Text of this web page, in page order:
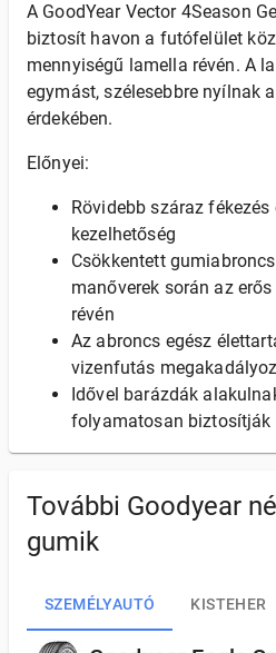
A GoodYear Vector 4Season
biztosít havon a futófelület
mennyiségű lamella révén. A
egymást, szélesebbre nyílnak
érdekében.
Előnyei:
Rövidebb száraz
kezelhetőség
Csökkentett
manőverek során az
révén
Az abroncs egész
vizenfutás
Idővel barázdák
folyamatosan biztosítják
További Goodyear
gumik
SZEMÉLYAUTÓ KISTEHER